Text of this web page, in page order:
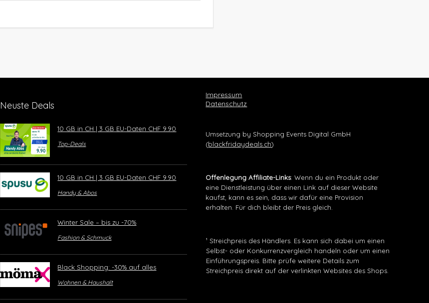
Neuste Deals
10 GB in CH | 3 GB EU-Daten CHF 9.90
Top-Deals
10 GB in CH | 3 GB EU-Daten CHF 9.90
Handy & Abos
Winter Sale – bis zu -70%
Fashion & Schmuck
Black Shopping: -30% auf alles
Wohnen & Haushalt
Impressum
Datenschutz
Umsetzung by Shopping Events Digital GmbH
(blackfridaydeals.ch)
Offenlegung Affiliate-Links: Wenn du ein Produkt oder
eine Dienstleistung über einen Link auf dieser Website
kaufst, kann es sein, dass wir dafür eine Provision
erhalten. Für dich bleibt der Preis gleich.
¹ Streichpreis des Händlers. Es kann sich dabei um einen
Selbst- oder Konkurrenzvergleich handeln oder um einen
Einführungspreis. Bitte prüfe weitere Details zum
Streichpreis direkt auf der verlinkten Websites des Shops.